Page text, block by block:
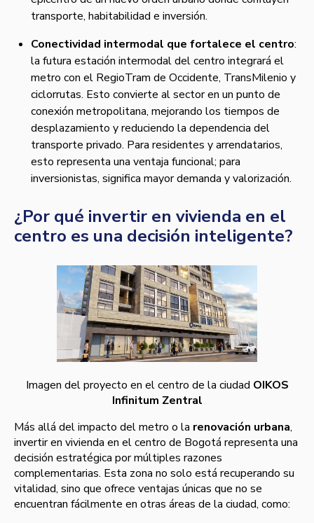
transporte, habitabilidad e inversión.
Conectividad intermodal que fortalece el centro:
la futura estación intermodal del centro integrará el
metro con el RegioTram de Occidente, TransMilenio y
ciclorrutas. Esto convierte al sector en un punto de
conexión metropolitana, mejorando los tiempos de
desplazamiento y reduciendo la dependencia del
transporte privado. Para residentes y arrendatarios,
esto representa una ventaja funcional; para
inversionistas, significa mayor demanda y valorización.
¿Por qué invertir en vivienda en el
centro es una decisión inteligente?
Imagen del proyecto en el centro de la ciudad OIKOS
Infinitum Zentral
Más allá del impacto del metro o la renovación urbana,
invertir en vivienda en el centro de Bogotá representa una
decisión estratégica por múltiples razones
complementarias. Esta zona no solo está recuperando su
vitalidad, sino que ofrece ventajas únicas que no se
encuentran fácilmente en otras áreas de la ciudad, como: